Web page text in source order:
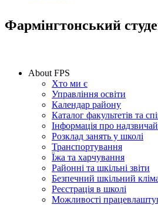
Фармінгтонський
About FPS
Хто ми є
Управління освіти
Календар району
Каталог факультетів та
Інформація про
Розклад занять у школі
Транспортування
Їжа та харчування
Районні та шкільні звіти
Безпечний шкільний
Реєстрація в школі
Можливості